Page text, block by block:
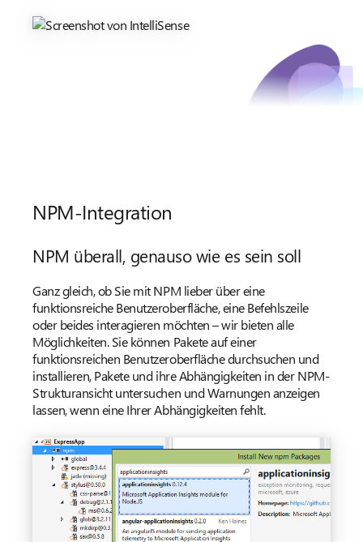
NPM-Integration
NPM überall, genauso wie es sein soll
Ganz gleich, ob Sie mit NPM lieber über eine
funktionsreiche Benutzeroberfläche, eine Befehlszeile
oder beides interagieren möchten – wir bieten alle
Möglichkeiten. Sie können Pakete auf einer
funktionsreichen Benutzeroberfläche durchsuchen und
installieren, Pakete und ihre Abhängigkeiten in der NPM-
Strukturansicht untersuchen und Warnungen anzeigen
lassen, wenn eine Ihrer Abhängigkeiten fehlt.